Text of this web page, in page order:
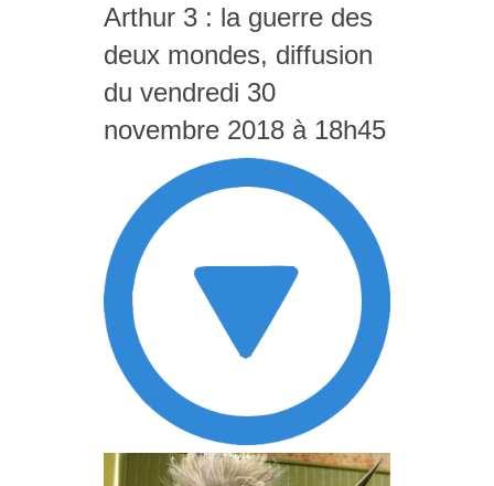
Arthur 3 : la guerre des
deux mondes, diffusion
du vendredi 30
novembre 2018 à 18h45